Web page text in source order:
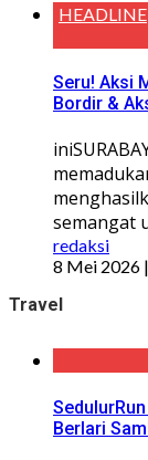
HEADLINE
Seru! Aksi
Bordir &
semangat
redaksi
8 Mei 2026
Travel
Berlari